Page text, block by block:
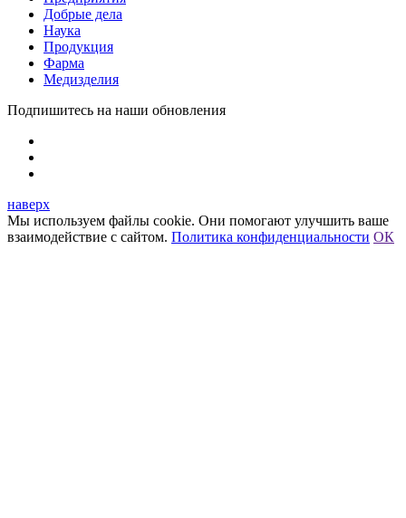
Добрые дела
Наука
Продукция
Фарма
Медизделия
Подпишитесь на наши обновления
наверх
Мы используем файлы cookie. Они помогают улучшить ваше
взаимодействие с сайтом. Политика конфиденциальности ОК